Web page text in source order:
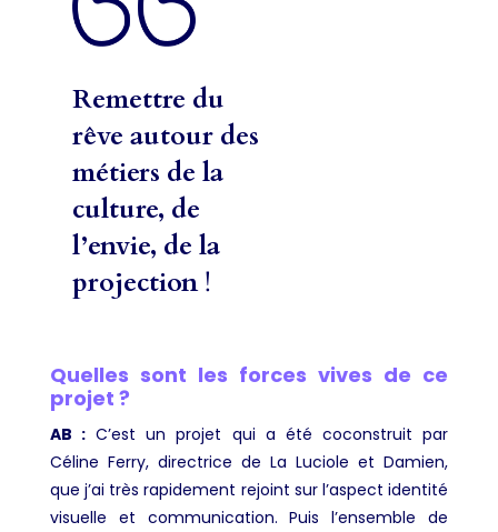
Remettre du
rêve autour des
métiers de la
culture, de
l’envie, de la
projection!
Quelles sont les forces vives de ce
projet ?
AB :C’est un projet qui a été coconstruit par
Céline Ferry, directrice de La Luciole et Damien,
que j’ai très rapidement rejoint sur l’aspect identité
visuelle et communication. Puis l’ensemble de